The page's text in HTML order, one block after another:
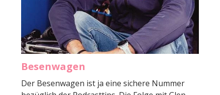
Besenwagen
Der Besenwagen ist ja eine sichere Nummer